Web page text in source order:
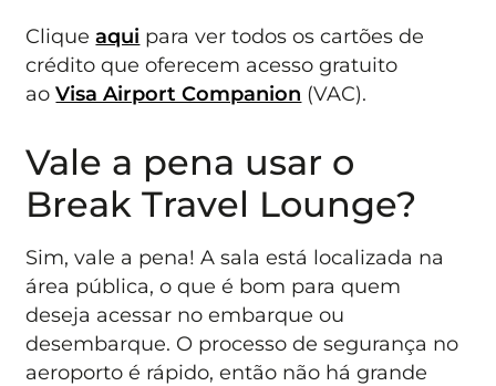
Cliqueaqui para ver todos os cartões de
crédito que oferecem acesso gratuito
aoVisa Airport Companion (VAC).
Vale a pena usar o
Break Travel Lounge?
Sim, vale a pena! A sala está localizada na
área pública, o que é bom para quem
deseja acessar no embarque ou
desembarque. O processo de segurança no
aeroporto é rápido, então não há grande